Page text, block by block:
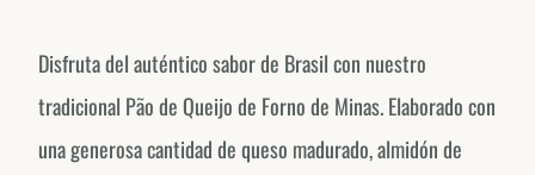
Disfruta del auténtico sabor de Brasil con nuestro
tradicional Pão de Queijo de Forno de Minas. Elaborado con
una generosa cantidad de queso madurado, almidón de